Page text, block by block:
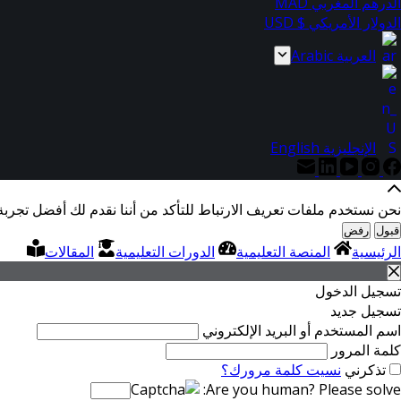
الدولار الأمريكي $ USD
العربية Arabic
الإنجليزية English
نحن نستخدم ملفات تعريف الارتباط للتأكد من أننا نقدم لك أفضل
قبول رفض
الرئيسية المنصة التعليمية الدورات التعليمية
المقالات
تسجيل الدخول
تسجيل جديد
اسم المستخدم أو البريد الإلكتروني
كلمة المرور
تذكرني نسيت كلمة مرورك؟
Are you human? Please solve: